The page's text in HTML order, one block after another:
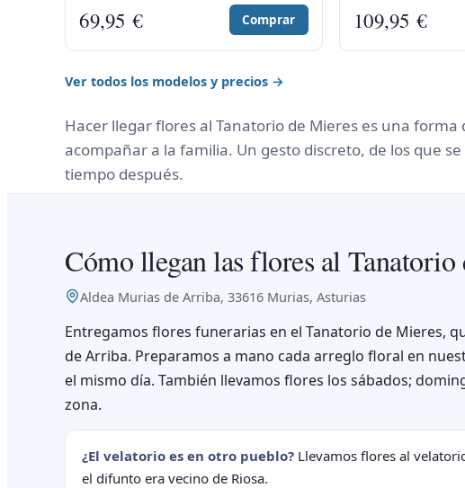
69,95€ Comprar 109,95€
Ver todos los modelos y precios →
Hacer llegar flores al Tanatorio de Mieres es una forma
acompañar a la familia. Un gesto discreto, de los que
tiempo después.
Cómo llegan las flores al Tanatorio
Aldea Murias de Arriba, 33616 Murias, Asturias
Entregamos flores funerarias en el Tanatorio de Mieres,
de Arriba. Preparamos a mano cada arreglo floral en
el mismo día. También llevamos flores los sábados;
zona.
¿El velatorio es en otro pueblo? Llevamos flores al
el difunto era vecino de Riosa.